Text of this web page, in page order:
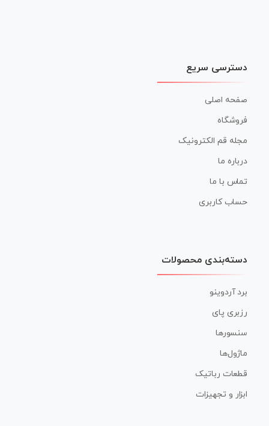
دسترسی سریع
صفحه اصلی
فروشگاه
مجله قم الکترونیک
درباره ما
تماس با ما
حساب کاربری
دسته‌بندی محصولات
برد آردوینو
رزبری پای
سنسورها
ماژول‌ها
قطعات رباتیک
ابزار و تجهیزات